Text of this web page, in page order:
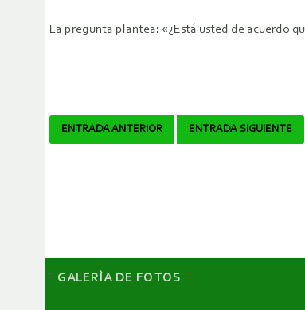
La pregunta plantea: «¿Está usted de acuerdo
Navegador
ENTRADA ANTERIOR ENTRADA SIGUIENTE
GALERÌA DE FOTOS